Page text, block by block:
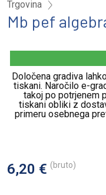
Trgovina
Mb pef
Določena gradiva
tiskani. Naročilo e-
takoj po potrjenem
tiskani obliki z
primeru osebnega
6,20 € (bruto)